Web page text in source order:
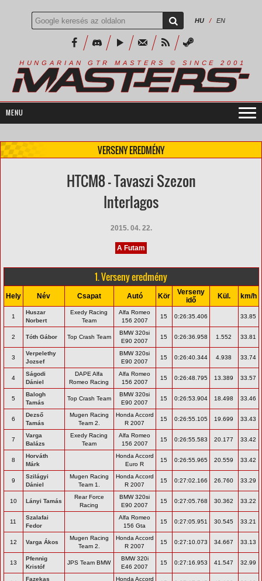
HU / EN
H U N G A R I A N G T R M A S T E R S © S I N C E 2 0 0 1
VERSENY EREDMÉNY
HTCM8 - Tavaszi Szezon
Interlagos
2015. 04. 22.
A Futam
1. Verseny eredmény
Hely Név Csapat Autó Kör
Verseny
idő
Kül. km/h
1
Huszar
Norbert
Exedy Racing
Team
Alfa Romeo
156 2007
15 0:26:35.406 33.85
2 Tóth Gábor Top Crash Team
BMW 320si
E90 2007
15 0:26:36.958 1.552 33.81
3
Verpelethy
Jozsef
BMW 320si
E90 2007
15 0:26:40.344 4.938 33.74
4
Ságodi
Dániel
DAPE Alfa
Romeo Racing
Alfa Romeo
156 2007
15 0:26:48.795 13.389 33.57
5
Balogh
Tamás
Top Crash Team
BMW 320si
E90 2007
15 0:26:53.904 18.498 33.46
6
Dezső
Tamás
Mugen Racing
Team 2.
Honda Accord
R 2007
15 0:26:55.105 19.699 33.43
7
Varga
Balázs
Exedy Racing
Team
Alfa Romeo
156 2007
15 0:26:55.583 20.177 33.42
8
Horváth
Márk
Honda Accord
Euro R
15 0:26:55.965 20.559 33.42
9
Szilágyi
Dániel
Mugen Racing
Team 1.
Honda Accord
R 2007
15 0:27:02.166 26.760 33.29
10 Lányi Tamás
Rear Force
Racing
BMW 320si
E90 2007
15 0:27:05.768 30.362 33.22
11
Szalafai
Fedor
Alfa Romeo
156 Gta
15 0:27:05.951 30.545 33.21
12 Varga Ákos
Mugen Racing
Team 2.
Honda Accord
R 2007
15 0:27:10.073 34.667 33.13
13
Pfennig
Kristóf
JPS Team BMW
BMW 320i
E46 2007
15 0:27:16.953 41.547 32.99
Fazekas
Honda Accord